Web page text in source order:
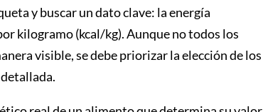
y buscar un dato clave: la energía
kilogramo (kcal/kg). Aunque no todos los
visible, se debe priorizar la elección de los